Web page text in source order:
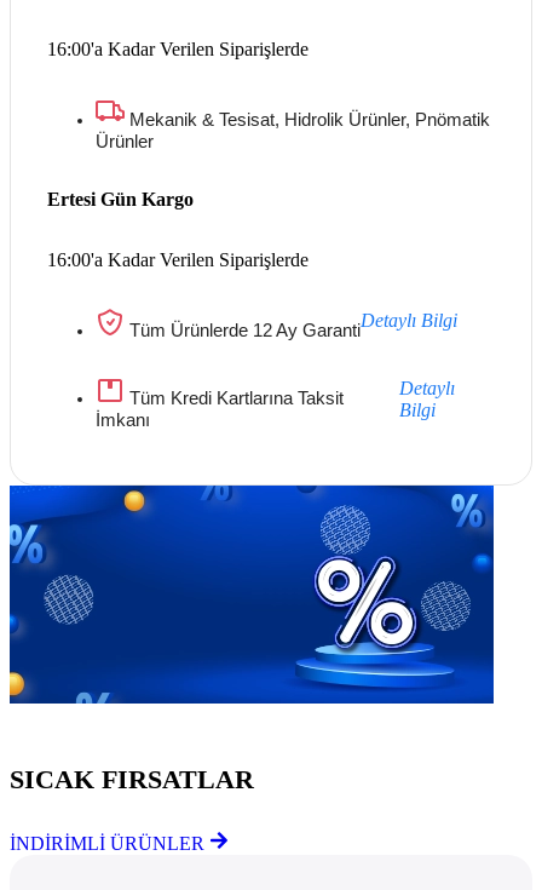
16:00'a Kadar Verilen Siparişlerde
Mekanik & Tesisat, Hidrolik Ürünler, Pnömatik
Ürünler
16:00'a Kadar Verilen Siparişlerde
Ertesi Gün Kargo
Tüm Ürünlerde 12 Ay GarantiDetaylı Bilgi
Tüm Kredi Kartlarına Taksit
İmkanı
Detaylı
Bilgi
SICAK FIRSATLAR
İNDİRİMLİ ÜRÜNLER